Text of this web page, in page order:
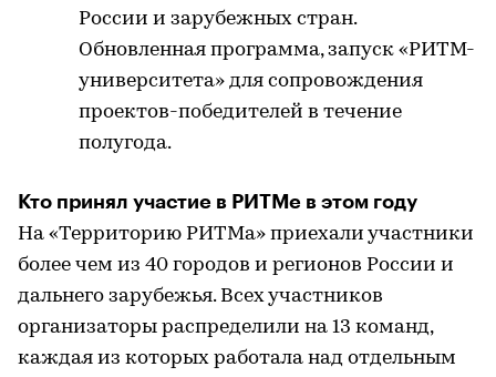
России и зарубежных стран.
Обновленная программа, запуск «РИТМ-
университета» для сопровождения
проектов-победителей в течение
полугода.
Кто принял участие в РИТМе в этом году
На «Территорию РИТМа» приехали участники
более чем из 40 городов и регионов России и
дальнего зарубежья. Всех участников
организаторы распределили на 13 команд,
каждая из которых работала над отдельным